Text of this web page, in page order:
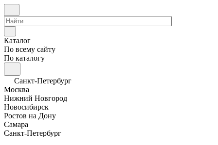
Каталог
По всему сайту
По каталогу
Санкт-Петербург
Москва
Нижний Новгород
Новосибирск
Ростов на Дону
Самара
Санкт-Петербург